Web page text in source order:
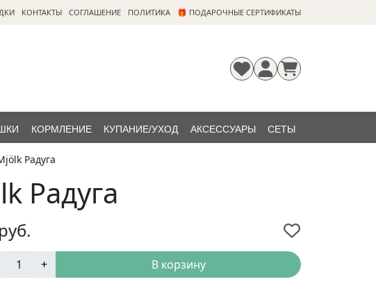
КОНТАКТЫ CОГЛАШЕНИЕ ПОЛИТИКА 🎁 ПОДАРОЧНЫЕ СЕРТИФИКАТЫ
КОРМЛЕНИЕ КУПАНИЕ/УХОД АКСЕССУАРЫ СЕТЫ
Радуга
Радуга
руб.
+
В корзину